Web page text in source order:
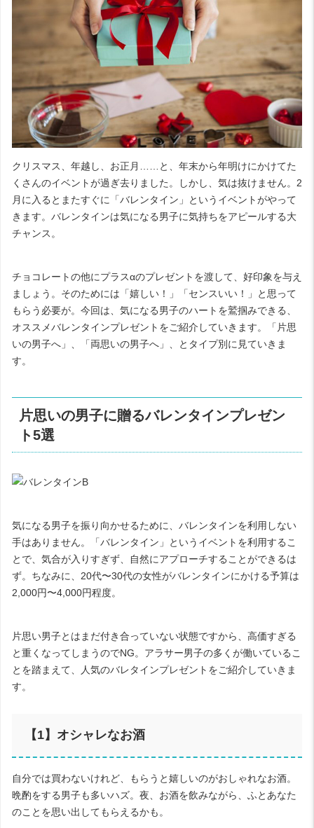
クリスマス、年越し、お正月……と、年末から年明けにかけてた
くさんのイベントが過ぎ去りました。しかし、気は抜けません。 2
月に入るとまたすぐに「バレンタイン」というイベントがやって
きます。バレンタインは気になる男子に気持ちをアピールする大
チャンス。
チョコレートの他にプラスαのプレゼントを渡して、好印象を与え
ましょう。そのためには「嬉しい！」「センスいい！」と思って
もらう必要が。今回は、気になる男子のハートを鷲掴みできる、
オススメバレンタインプレゼントをご紹介していきます。「片思
いの男子へ」、「両思いの男子へ」、とタイプ別に見ていきま
す。
片思いの男子に贈るバレンタインプレゼン
ト5選
気になる男子を振り向かせるために、バレンタインを利用しない
手はありません。「バレンタイン」というイベントを利用するこ
とで、気合が入りすぎず、自然にアプローチすることができるは
ず。ちなみに、 20代〜30代の女性がバレンタインにかける予算は
2,000円〜4,000円程度。
片思い男子とはまだ付き合っていない状態ですから、高価すぎる
と重くなってしまうのでNG。アラサー男子の多くが働いているこ
とを踏まえて、人気のバレタインプレゼントをご紹介していきま
す。
【1】オシャレなお酒
自分では買わないけれど、もらうと嬉しいのがおしゃれなお酒。
晩酌をする男子も多いハズ。夜、お酒を飲みながら、ふとあなた
のことを思い出してもらえるかも。